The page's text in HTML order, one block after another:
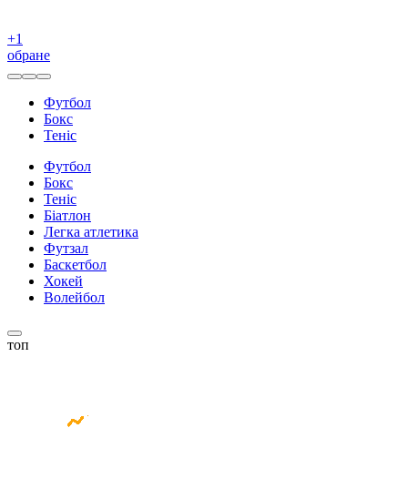
+1
обране
Футбол
Бокс
Теніс
Футбол
Бокс
Теніс
Біатлон
Легка атлетика
Футзал
Баскетбол
Хокей
Волейбол
топ